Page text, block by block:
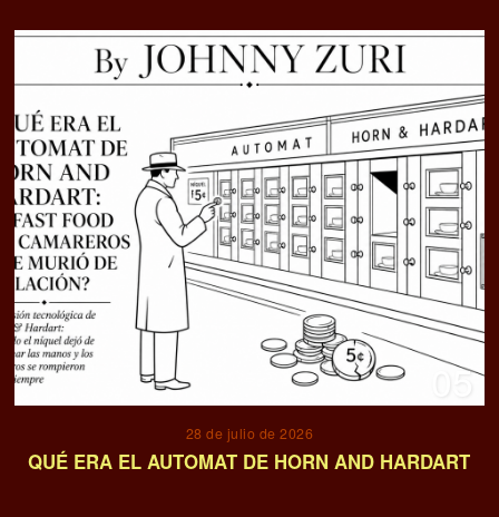
05
28 de julio de 2026
QUÉ ERA EL AUTOMAT DE HORN AND HARDART
06